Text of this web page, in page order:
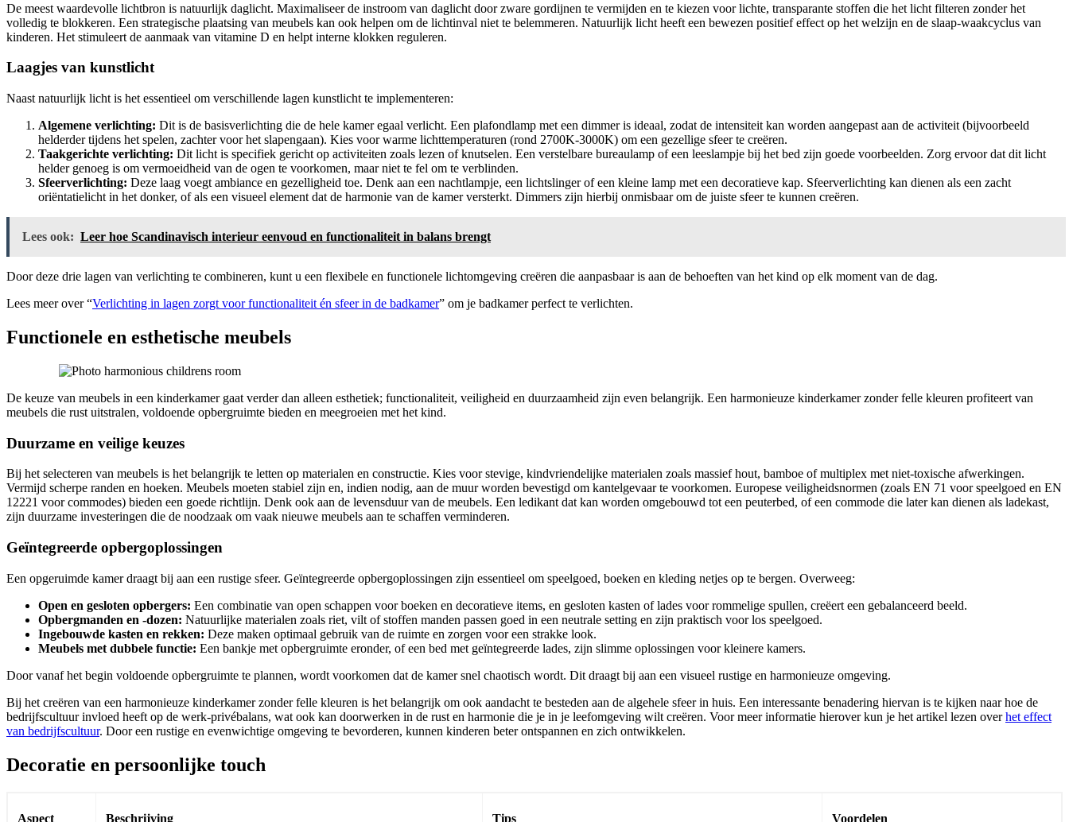
De meest waardevolle lichtbron is natuurlijk daglicht. Maximaliseer de instroom van daglicht door zware gordijnen te vermijden en te kiezen voor lichte, transparante stoffen die het licht filteren zonder het
volledig te blokkeren. Een strategische plaatsing van meubels kan ook helpen om de lichtinval niet te belemmeren. Natuurlijk licht heeft een bewezen positief effect op het welzijn en de slaap-waakcyclus van
kinderen. Het stimuleert de aanmaak van vitamine D en helpt interne klokken reguleren.
Laagjes van kunstlicht
Naast natuurlijk licht is het essentieel om verschillende lagen kunstlicht te implementeren:
Algemene verlichting: Dit is de basisverlichting die de hele kamer egaal verlicht. Een plafondlamp met een dimmer is ideaal, zodat de intensiteit kan worden aangepast aan de activiteit (bijvoorbeeld
helderder tijdens het spelen, zachter voor het slapengaan). Kies voor warme lichttemperaturen (rond 2700K-3000K) om een gezellige sfeer te creëren.
Taakgerichte verlichting: Dit licht is specifiek gericht op activiteiten zoals lezen of knutselen. Een verstelbare bureaulamp of een leeslampje bij het bed zijn goede voorbeelden. Zorg ervoor dat dit licht
helder genoeg is om vermoeidheid van de ogen te voorkomen, maar niet te fel om te verblinden.
Sfeerverlichting: Deze laag voegt ambiance en gezelligheid toe. Denk aan een nachtlampje, een lichtslinger of een kleine lamp met een decoratieve kap. Sfeerverlichting kan dienen als een zacht
oriëntatielicht in het donker, of als een visueel element dat de harmonie van de kamer versterkt. Dimmers zijn hierbij onmisbaar om de juiste sfeer te kunnen creëren.
Lees ook: Leer hoe Scandinavisch interieur eenvoud en functionaliteit in balans brengt
Door deze drie lagen van verlichting te combineren, kunt u een flexibele en functionele lichtomgeving creëren die aanpasbaar is aan de behoeften van het kind op elk moment van de dag.
Lees meer over “Verlichting in lagen zorgt voor functionaliteit én sfeer in de badkamer” om je badkamer perfect te verlichten.
Functionele en esthetische meubels
De keuze van meubels in een kinderkamer gaat verder dan alleen esthetiek; functionaliteit, veiligheid en duurzaamheid zijn even belangrijk. Een harmonieuze kinderkamer zonder felle kleuren profiteert van
meubels die rust uitstralen, voldoende opbergruimte bieden en meegroeien met het kind.
Duurzame en veilige keuzes
Bij het selecteren van meubels is het belangrijk te letten op materialen en constructie. Kies voor stevige, kindvriendelijke materialen zoals massief hout, bamboe of multiplex met niet-toxische afwerkingen.
Vermijd scherpe randen en hoeken. Meubels moeten stabiel zijn en, indien nodig, aan de muur worden bevestigd om kantelgevaar te voorkomen. Europese veiligheidsnormen (zoals EN 71 voor speelgoed en EN
12221 voor commodes) bieden een goede richtlijn. Denk ook aan de levensduur van de meubels. Een ledikant dat kan worden omgebouwd tot een peuterbed, of een commode die later kan dienen als ladekast,
zijn duurzame investeringen die de noodzaak om vaak nieuwe meubels aan te schaffen verminderen.
Geïntegreerde opbergoplossingen
Een opgeruimde kamer draagt bij aan een rustige sfeer. Geïntegreerde opbergoplossingen zijn essentieel om speelgoed, boeken en kleding netjes op te bergen. Overweeg:
Open en gesloten opbergers: Een combinatie van open schappen voor boeken en decoratieve items, en gesloten kasten of lades voor rommelige spullen, creëert een gebalanceerd beeld.
Opbergmanden en -dozen: Natuurlijke materialen zoals riet, vilt of stoffen manden passen goed in een neutrale setting en zijn praktisch voor los speelgoed.
Ingebouwde kasten en rekken: Deze maken optimaal gebruik van de ruimte en zorgen voor een strakke look.
Meubels met dubbele functie: Een bankje met opbergruimte eronder, of een bed met geïntegreerde lades, zijn slimme oplossingen voor kleinere kamers.
Door vanaf het begin voldoende opbergruimte te plannen, wordt voorkomen dat de kamer snel chaotisch wordt. Dit draagt bij aan een visueel rustige en harmonieuze omgeving.
Bij het creëren van een harmonieuze kinderkamer zonder felle kleuren is het belangrijk om ook aandacht te besteden aan de algehele sfeer in huis. Een interessante benadering hiervan is te kijken naar hoe de
bedrijfscultuur invloed heeft op de werk-privébalans, wat ook kan doorwerken in de rust en harmonie die je in je leefomgeving wilt creëren. Voor meer informatie hierover kun je het artikel lezen overhet effect
van bedrijfscultuur. Door een rustige en evenwichtige omgeving te bevorderen, kunnen kinderen beter ontspannen en zich ontwikkelen.
Decoratie en persoonlijke touch
Aspect Beschrijving Tips Voordelen